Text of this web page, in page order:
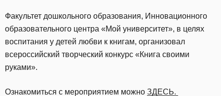
Факультет дошкольного образования, Инновационного
образовательного центра «Мой университет», в целях
воспитания у детей любви к книгам, организовал
всероссийский творческий конкурс «Книга своими
руками».
Ознакомиться с мероприятием можно ЗДЕСЬ.